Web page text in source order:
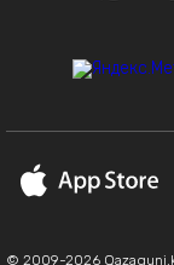
© 2009-2026